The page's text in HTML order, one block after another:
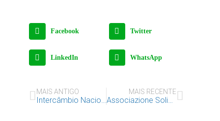
Facebook Twitter
LinkedIn WhatsApp
MAIS ANTIGO
Intercâmbio Nacional de Crianças e Jovens – uma experiência inesquecível!
MAIS RECENTE
Associazione Solidarietà Adozioni no IAC